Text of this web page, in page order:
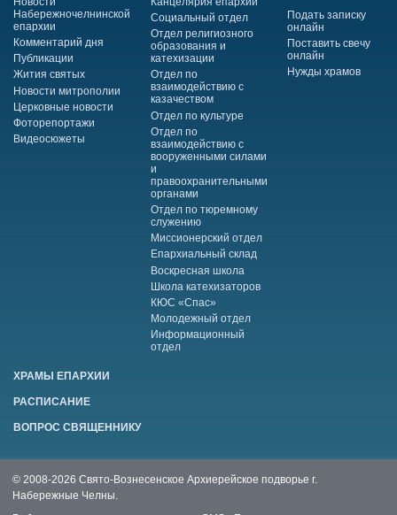
Набережночелнинской
епархии
Комментарий дня
Публикации
Жития святых
Новости митрополии
Церковные новости
Фоторепортажи
Видеосюжеты
Социальный отдел
Отдел религиозного
образования и
катехизации
Отдел по
взаимодействию с
казачеством
Отдел по культуре
Отдел по
взаимодействию с
вооруженными силами
и
правоохранительными
органами
Отдел по тюремному
служению
Миссионерский отдел
Епархиальный склад
Воскресная школа
Школа катехизаторов
КЮС «Спас»
Молодежный отдел
Информационный
отдел
Подать записку
онлайн
Поставить свечу
онлайн
Нужды храмов
ХРАМЫ ЕПАРХИИ
РАСПИСАНИЕ
ВОПРОС СВЯЩЕННИКУ
© 2008-2026 Свято-Вознесенское Архиерейское подворье г.
Набережные Челны.